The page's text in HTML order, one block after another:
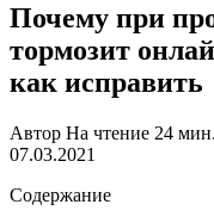
Почему при
тормозит
как исправить
Автор На чтение 24 мин.
07.03.2021
Содержание